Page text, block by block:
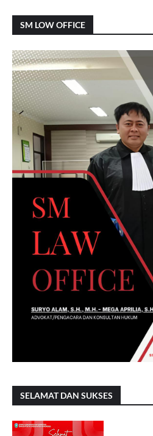
SM LOW OFFICE
SELAMAT DAN SUKSES